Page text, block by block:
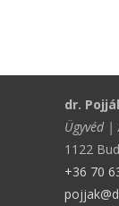
dr.
Ügyvéd |
1122
+36 70